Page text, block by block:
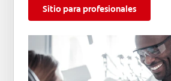
Sitio para profesionales